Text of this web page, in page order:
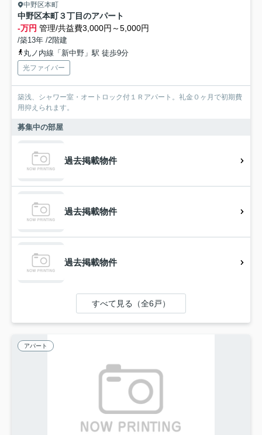
中野区本町
中野区本町３丁目のアパート
-万円 管理/共益費3,000円～5,000円
/築13年 /2階建
丸ノ内線「新中野」駅 徒歩9分
光ファイバー
築浅、シャワー室・オートロック付１Ｒアパート。礼金０ヶ月で初期費
用抑えられます。
募集中の部屋
過去掲載物件
過去掲載物件
過去掲載物件
すべて見る（全6戸）
アパート